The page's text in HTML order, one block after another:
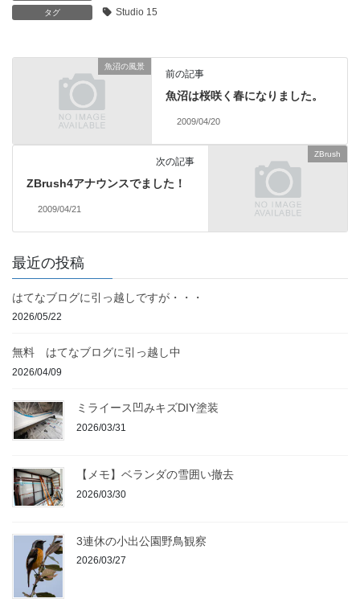
タグ Studio 15
魚沼の風景
前の記事
魚沼は桜咲く春になりました。
2009/04/20
ZBrush
次の記事
ZBrush4アナウンスでました！
2009/04/21
最近の投稿
はてなブログに引っ越しですが・・・
2026/05/22
無料 はてなブログに引っ越し中
2026/04/09
ミライース凹みキズDIY塗装
2026/03/31
【メモ】ベランダの雪囲い撤去
2026/03/30
3連休の小出公園野鳥観察
2026/03/27